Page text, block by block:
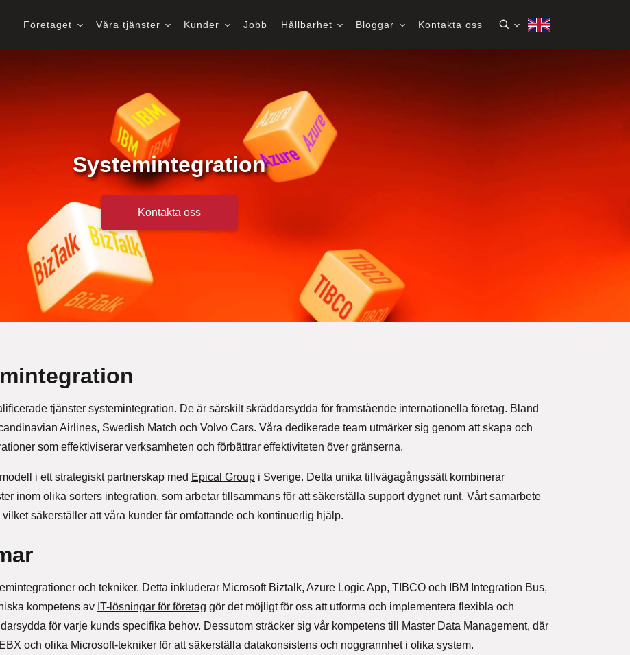
Företaget Våra tjänster Kunder Jobb Hållbarhet Bloggar Kontakta oss
Systemintegration
Kontakta oss
tjänster systemintegration. De är särskilt skräddarsydda för framstående internationella företag. Bland
Airlines, Swedish Match och Volvo Cars. Våra dedikerade team utmärker sig genom att skapa och
som effektiviserar verksamheten och förbättrar effektiviteten över gränserna.
i ett strategiskt partnerskap med Epical Group i Sverige. Detta unika tillvägagångssätt kombinerar
inom olika sorters integration, som arbetar tillsammans för att säkerställa support dygnet runt. Vårt samarbete
säkerställer att våra kunder får omfattande och kontinuerlig hjälp.
och tekniker. Detta inkluderar Microsoft Biztalk, Azure Logic App, TIBCO och IBM Integration Bus,
kompetens av IT-lösningar för företag gör det möjligt för oss att utforma och implementera flexibla och
för varje kunds specifika behov. Dessutom sträcker sig vår kompetens till Master Data Management, där
och olika Microsoft-tekniker för att säkerställa datakonsistens och noggrannhet i olika system.